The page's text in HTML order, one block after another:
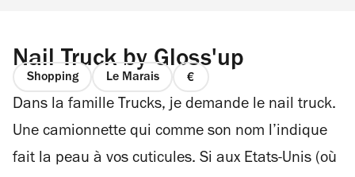
Nail Truck by Gloss'up
Shopping Le Marais
prix
1
Dans la famille Trucks, je demande le nail truck.
Une camionnette qui comme son nom l’indique
fait la peau à vos cuticules. Si aux Etats-Unis (où